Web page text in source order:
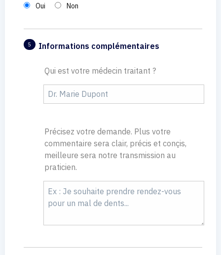
Oui Non
5 Informations complémentaires
Qui est votre médecin traitant ?
Précisez votre demande. Plus votre
commentaire sera clair, précis et conçis,
meilleure sera notre transmission au
praticien.